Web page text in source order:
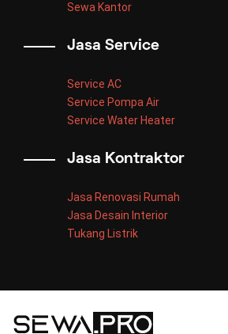
Sewa Kantor
Jasa Service
Service AC
Service Pompa Air
Service Water Heater
Jasa Kontraktor
Jasa Renovasi Rumah
Jasa Desain Interior
Tukang Listrik